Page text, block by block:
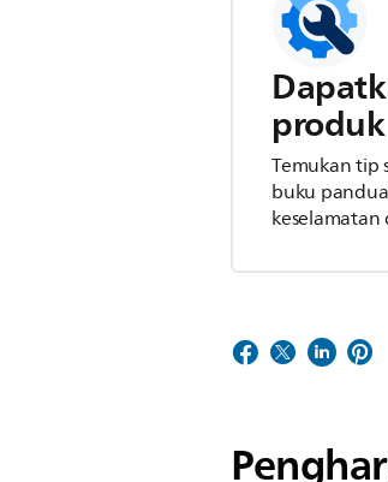
Temukan tip
buku